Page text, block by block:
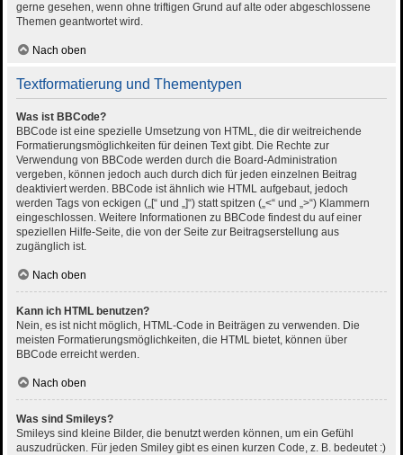
gerne gesehen, wenn ohne triftigen Grund auf alte oder abgeschlossene
Themen geantwortet wird.
Nach oben
Textformatierung und Thementypen
Was ist BBCode?
BBCode ist eine spezielle Umsetzung von HTML, die dir weitreichende
Formatierungsmöglichkeiten für deinen Text gibt. Die Rechte zur
Verwendung von BBCode werden durch die Board-Administration
vergeben, können jedoch auch durch dich für jeden einzelnen Beitrag
deaktiviert werden. BBCode ist ähnlich wie HTML aufgebaut, jedoch
werden Tags von eckigen („[“ und „]“) statt spitzen („<“ und „>“) Klammern
eingeschlossen. Weitere Informationen zu BBCode findest du auf einer
speziellen Hilfe-Seite, die von der Seite zur Beitragserstellung aus
zugänglich ist.
Nach oben
Kann ich HTML benutzen?
Nein, es ist nicht möglich, HTML-Code in Beiträgen zu verwenden. Die
meisten Formatierungsmöglichkeiten, die HTML bietet, können über
BBCode erreicht werden.
Nach oben
Was sind Smileys?
Smileys sind kleine Bilder, die benutzt werden können, um ein Gefühl
auszudrücken. Für jeden Smiley gibt es einen kurzen Code, z. B. bedeutet :)